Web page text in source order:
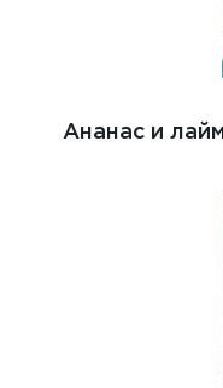
Ананас и